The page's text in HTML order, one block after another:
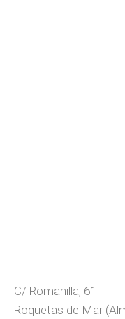
C/ Romanilla, 61
Roquetas de Mar